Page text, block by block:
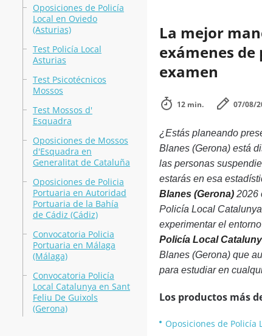
Oposiciones de Policía
Local en Oviedo
(Asturias)
Test Policía Local
Asturias
Test Psicotécnicos
Mossos
Test Mossos d'
Esquadra
Oposiciones de Mossos
d'Esquadra en
Generalitat de Cataluña
Oposiciones de Policia
Portuaria en Autoridad
Portuaria de la Bahía
de Cádiz (Cádiz)
Convocatoria Policia
Portuaria en Málaga
(Málaga)
Convocatoria Policía
Local Catalunya en Sant
Feliu De Guixols
(Gerona)
La mejor
exámenes
examen
12 min. 07/08/
¿Estás planeando
Blanes (Gerona) está
las personas
estarás en esa
Blanes (Gerona)2026
Policía Local
experimentar el
Policía Local
Blanes (Gerona) que
para estudiar en
Los productos más
Oposiciones de Policía